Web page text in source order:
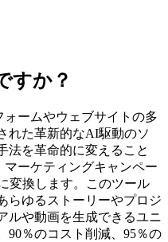
すか？
ォームやウェブサイトの多
れた革新的なAI駆動のソ
法を革命的に変えること
マーケティングキャンペー
変換します。このツール
らゆるストーリーやプロジ
ルや動画を生成できるユニ
90％のコスト削減、95％の